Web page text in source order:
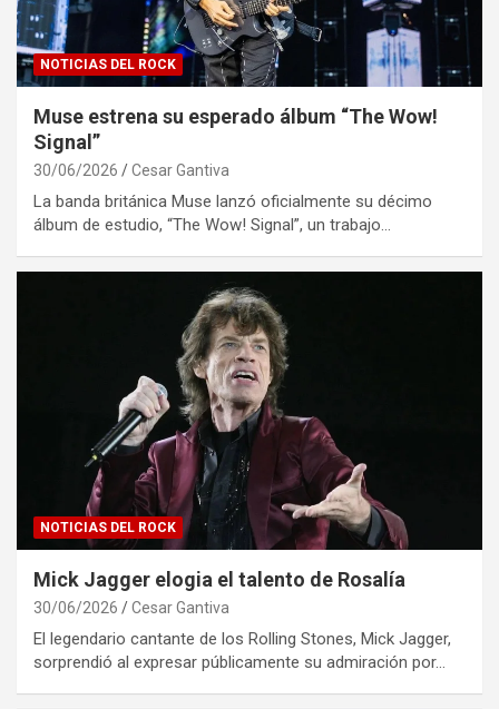
NOTICIAS DEL ROCK
Muse estrena su esperado álbum “The Wow!
Signal”
30/06/2026 Cesar Gantiva
La banda británica Muse lanzó oficialmente su décimo
álbum de estudio, “The Wow! Signal”, un trabajo…
NOTICIAS DEL ROCK
Mick Jagger elogia el talento de Rosalía
30/06/2026 Cesar Gantiva
El legendario cantante de los Rolling Stones, Mick Jagger,
sorprendió al expresar públicamente su admiración por…